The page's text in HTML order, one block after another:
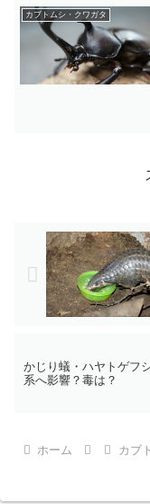
カブトムシ・クワガタ
かじり蟻・ハヤトゲフ
系へ影響？毒は？
ホーム カブ